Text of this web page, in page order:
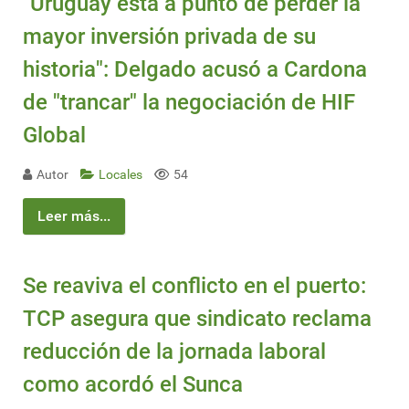
mayor inversión privada de su
historia": Delgado acusó a Cardona
de "trancar" la negociación de HIF
Global
Autor Locales 54
Leer más...
Se reaviva el conflicto en el puerto:
TCP asegura que sindicato reclama
reducción de la jornada laboral
como acordó el Sunca